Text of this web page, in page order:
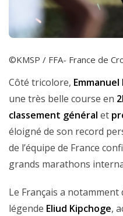
©KMSP / FFA- France de
Côté tricolore,
une très belle course en
classement général et
éloigné de son record
de l’équipe de France
grands marathons
Le Français a notamment
légende Eliud Kipchoge,